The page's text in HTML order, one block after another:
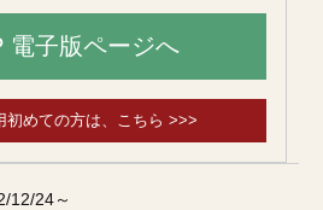
電子版ページへ
初めての方は、こちら >>>
12/24～